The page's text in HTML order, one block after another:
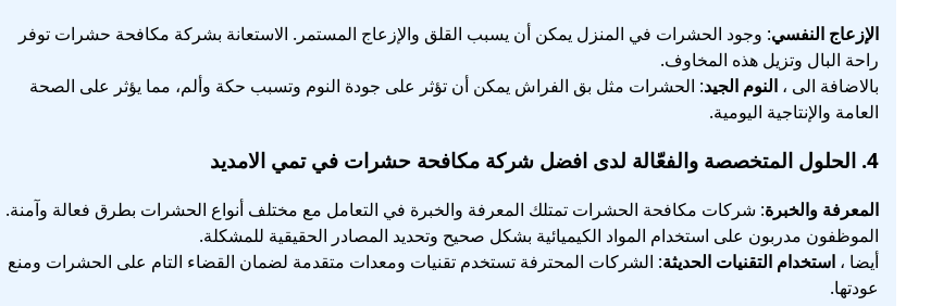
الإزعاج النفسي: وجود الحشرات في المنزل يمكن أن يسبب القلق والإزعاج المستمر. الاستعانة بشركة مكافحة حشرات توفر
راحة البال وتزيل هذه المخاوف.
بالاضافة الى ، النوم الجيد: الحشرات مثل بق الفراش يمكن أن تؤثر على جودة النوم وتسبب حكة وألم، مما يؤثر على الصحة
العامة والإنتاجية اليومية.
4. الحلول المتخصصة والفعّالة لدى افضل شركة مكافحة حشرات في تمي الامديد
المعرفة والخبرة: شركات مكافحة الحشرات تمتلك المعرفة والخبرة في التعامل مع مختلف أنواع الحشرات بطرق فعالة وآمنة.
الموظفون مدربون على استخدام المواد الكيميائية بشكل صحيح وتحديد المصادر الحقيقية للمشكلة.
أيضا ، استخدام التقنيات الحديثة: الشركات المحترفة تستخدم تقنيات ومعدات متقدمة لضمان القضاء التام على الحشرات ومنع
عودتها.